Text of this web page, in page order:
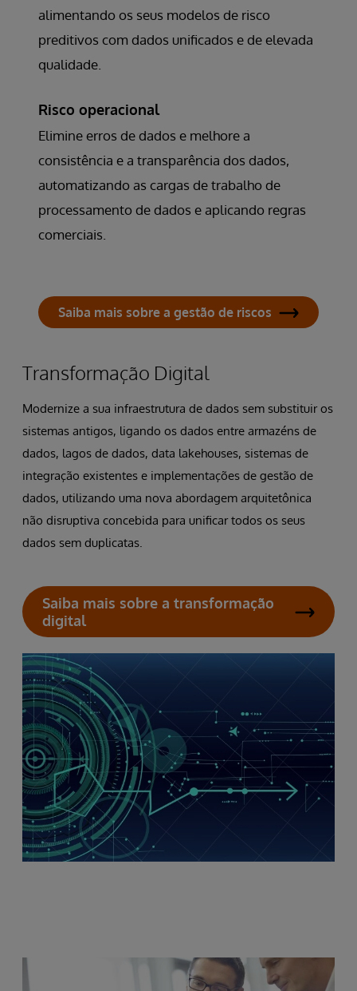
alimentando os seus modelos de risco
preditivos com dados unificados e de elevada
qualidade.
Risco operacional
Elimine erros de dados e melhore a
consistência e a transparência dos dados,
automatizando as cargas de trabalho de
processamento de dados e aplicando regras
comerciais.
Saiba mais sobre a gestão de riscos
Transformação Digital
Modernize a sua infraestrutura de dados sem substituir os
sistemas antigos, ligando os dados entre armazéns de
dados, lagos de dados, data lakehouses, sistemas de
integração existentes e implementações de gestão de
dados, utilizando uma nova abordagem arquitetônica
não disruptiva concebida para unificar todos os seus
dados sem duplicatas.
Saiba mais sobre a transformação
digital